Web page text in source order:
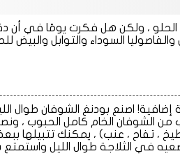
، ولكن هل فكرت يومًا في أن
السوداء والتوابل
إضافية! اصنع بودنغ الشوفان
الشوفان الخام كامل الحبوب ،
في الثلاجة طوال الليل واستمتع